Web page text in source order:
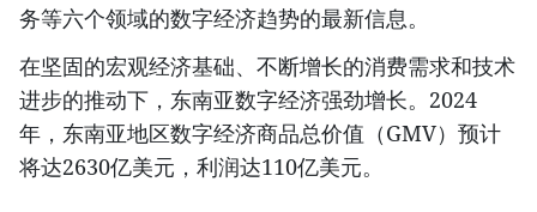
务等六个领域的数字经济趋势的最新信息。
在坚固的宏观经济基础、不断增长的消费需求和技术
进步的推动下，东南亚数字经济强劲增长。2024
年，东南亚地区数字经济商品总价值（GMV）预计
将达2630亿美元，利润达110亿美元。